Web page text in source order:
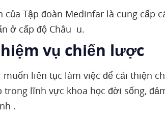
của Tập đoàn Medinfar là cung cấp
ở cấp độ Châu u.
vụ chiến lược
liên tục làm việc để cải thiện
trong lĩnh vực khoa học đời sống,
.